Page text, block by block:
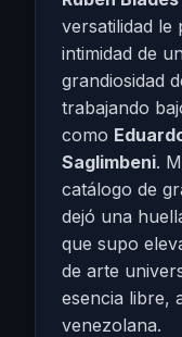
versatilidad le
intimidad de
grandiosidad
trabajando
como
Saglimbeni.
catálogo de
dejó una
que supo
de arte
esencia libre,
venezolana.